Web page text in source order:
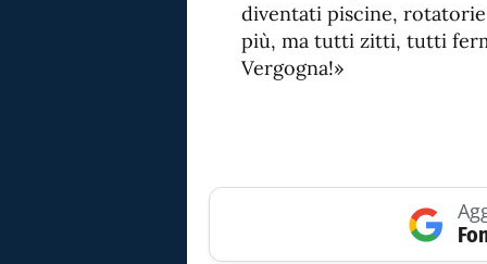
diventati piscine,
più, ma tutti zitti, tutti
Vergogna!»